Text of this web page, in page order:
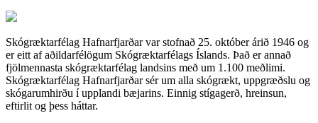
Skógræktarfélag Hafnarfjarðar var stofnað 25. október árið 1946 og
er eitt af aðildarfélögum Skógræktarfélags Íslands. Það er annað
fjölmennasta skógræktarfélag landsins með um 1.100 meðlimi.
Skógræktarfélag Hafnarfjarðar sér um alla skógrækt, uppgræðslu og
skógarumhirðu í upplandi bæjarins. Einnig stígagerð, hreinsun,
eftirlit og þess háttar.